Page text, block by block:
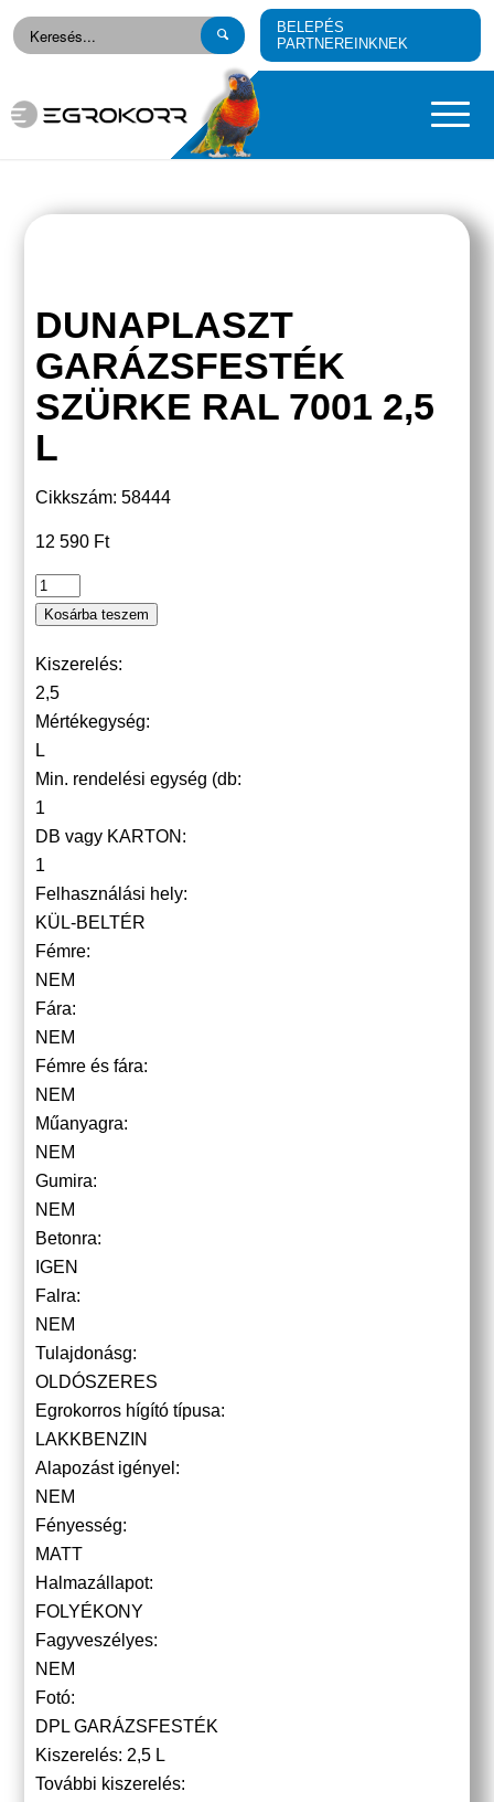
BELEPÉS
PARTNEREINKNEK
DUNAPLASZT
GARÁZSFESTÉK
SZÜRKE RAL 7001 2,5
L
Cikkszám: 58444
12 590 Ft
Kosárba teszem
Kiszerelés:
2,5
Mértékegység:
L
Min. rendelési egység (db:
1
DB vagy KARTON:
1
Felhasználási hely:
KÜL-BELTÉR
Fémre:
NEM
Fára:
NEM
Fémre és fára:
NEM
Műanyagra:
NEM
Gumira:
NEM
Betonra:
IGEN
Falra:
NEM
Tulajdonásg:
OLDÓSZERES
Egrokorros hígító típusa:
LAKKBENZIN
Alapozást igényel:
NEM
Fényesség:
MATT
Halmazállapot:
FOLYÉKONY
Fagyveszélyes:
NEM
Fotó:
DPL GARÁZSFESTÉK
Kiszerelés: 2,5 L
További kiszerelés: